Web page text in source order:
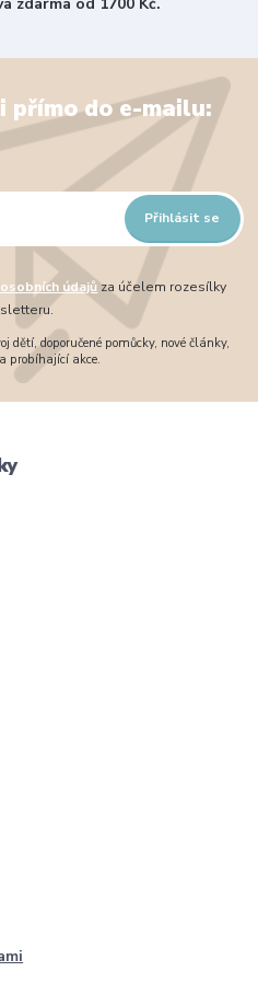
přímo do e-mailu:
Přihlásit se
údajůza účelem rozesílky
doporučené pomůcky, nové články,
probíhající akce.